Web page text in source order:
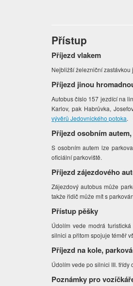
Přístup
Příjezd vlakem
Nejbližší železniční
Příjezd jinou
Autobus číslo 157 jezdící na
Karlov, pak Habrůvka,
vývěrů Jedovnického potoka.
Příjezd osobním
S osobním autem lze
oficiální parkoviště.
Příjezd zájezdového
Zájezdový autobus může
takže řidič může mít s
Přístup pěšky
Údolím vede modrá
silnici a přitom spojuje téměř
Příjezd na kole,
Údolím vede po silnici III. třídy
Poznámky pro